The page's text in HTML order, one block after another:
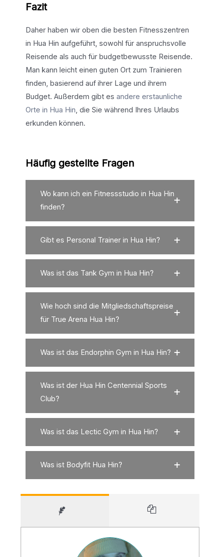
Fazit
Daher haben wir oben die besten Fitnesszentren
in Hua Hin aufgeführt, sowohl für anspruchsvolle
Reisende als auch für budgetbewusste Reisende.
Man kann leicht einen guten Ort zum Trainieren
finden, basierend auf ihrer Lage und ihrem
Budget. Außerdem gibt es andere erstaunliche
Orte in Hua Hin, die Sie während Ihres Urlaubs
erkunden können.
Häufig gestellte Fragen
Wo kann ich ein Fitnessstudio in Hua Hin
finden?
Gibt es Personal Trainer in Hua Hin?
Was ist das Tank Gym in Hua Hin?
Wie hoch sind die Mitgliedschaftspreise
für True Arena Hua Hin?
Was ist das Endorphin Gym in Hua Hin?
Was ist der Hua Hin Centennial Sports
Club?
Was ist das Lectic Gym in Hua Hin?
Was ist Bodyfit Hua Hin?